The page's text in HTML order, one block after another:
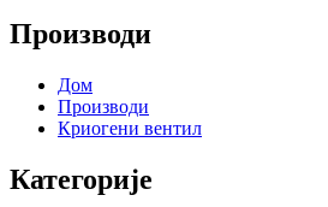
Производи
Дом
Производи
Криогени вентил
Категорије